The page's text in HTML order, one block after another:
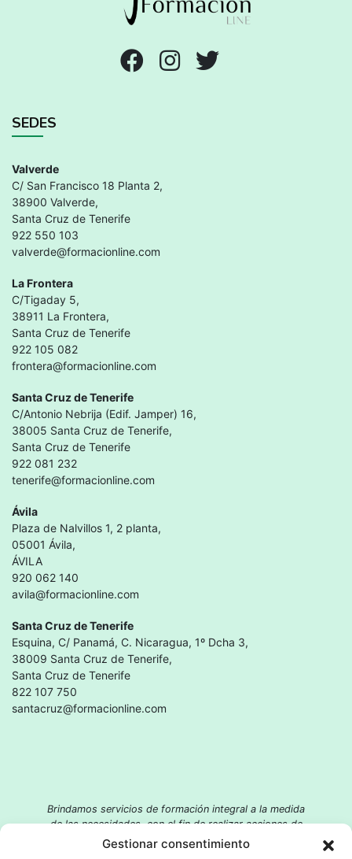
Gestionar consentimiento
SEDES
Valverde
C/ San Francisco 18 Planta 2,
38900 Valverde,
Santa Cruz de Tenerife
922 550 103
valverde@formacionline.com
La Frontera
C/Tigaday 5,
38911 La Frontera,
Santa Cruz de Tenerife
922 105 082
frontera@formacionline.com
Santa Cruz de Tenerife
C/Antonio Nebrija (Edif. Jamper) 16,
38005 Santa Cruz de Tenerife,
Santa Cruz de Tenerife
922 081 232
tenerife@formacionline.com
Ávila
Plaza de Nalvillos 1, 2 planta,
05001 Ávila,
ÁVILA
920 062 140
avila@formacionline.com
Santa Cruz de Tenerife
Esquina, C/ Panamá, C. Nicaragua, 1º Dcha 3,
38009 Santa Cruz de Tenerife,
Santa Cruz de Tenerife
822 107 750
santacruz@formacionline.com
Brindamos servicios de formación integral a la medida
de las necesidades, con el fin de realizar acciones de
integración social, promoción educativa, aportación